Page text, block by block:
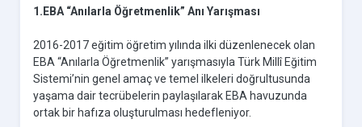
1.EBA “Anılarla Öğretmenlik” Anı Yarışması
2016-2017 eğitim öğretim yılında ilki düzenlenecek olan
EBA “Anılarla Öğretmenlik” yarışmasıyla Türk Millî Eğitim
Sistemi’nin genel amaç ve temel ilkeleri doğrultusunda
yaşama dair tecrübelerin paylaşılarak EBA havuzunda
ortak bir hafıza oluşturulması hedefleniyor.